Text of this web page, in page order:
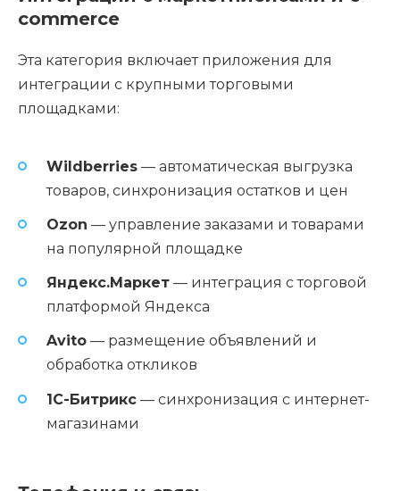
commerce
Эта категория включает приложения для
интеграции с крупными торговыми
площадками:
Wildberries — автоматическая выгрузка
товаров, синхронизация остатков и цен
Ozon — управление заказами и товарами
на популярной площадке
Яндекс.Маркет — интеграция с торговой
платформой Яндекса
Avito — размещение объявлений и
обработка откликов
1C-Битрикс — синхронизация с интернет-
магазинами